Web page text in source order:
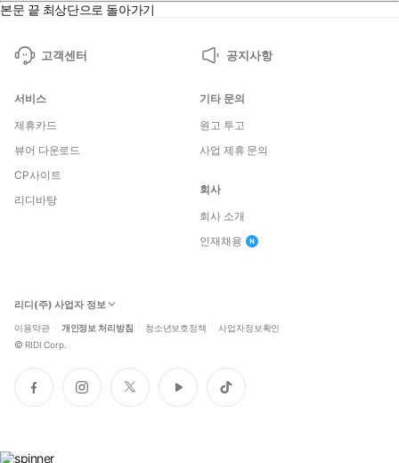
본문 끝 최상단으로 돌아가기
고객센터 공지사항
서비스
제휴카드
뷰어 다운로드
CP사이트
리디바탕
기타 문의
원고 투고
사업 제휴 문의
회사
회사 소개
인재채용
리디(주) 사업자 정보
이용약관 개인정보 처리방침 청소년보호정책 사업자정보확인
© RIDI Corp.
페
이
인
스
트
위
유
튜
틱
톡